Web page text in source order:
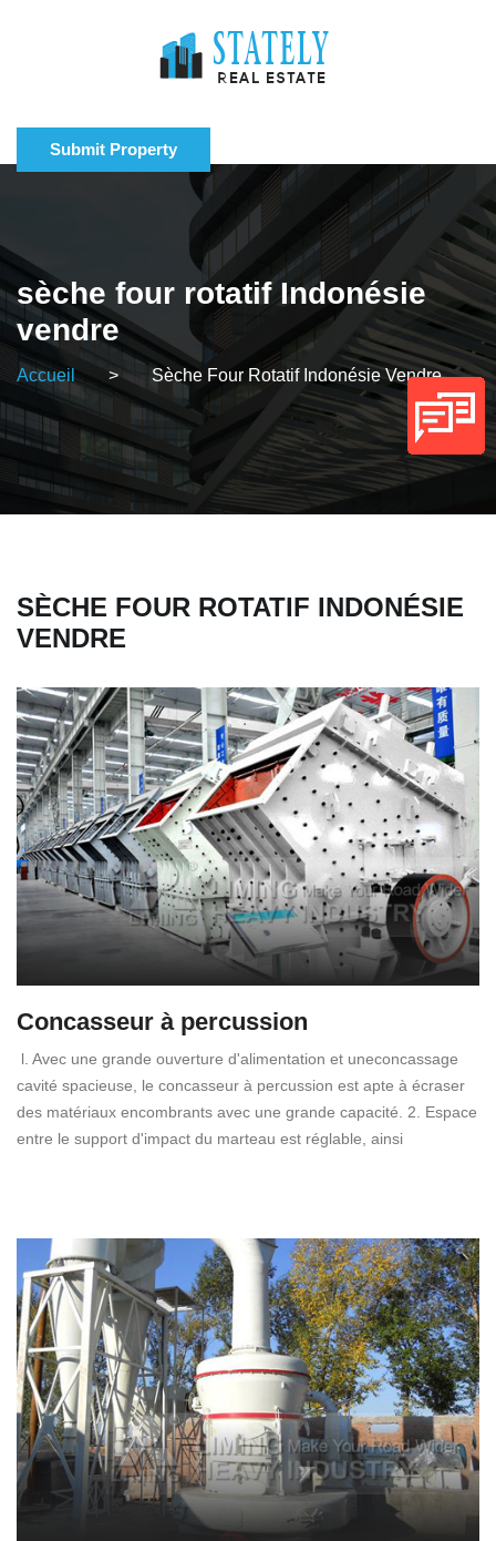
Submit Property
sèche four rotatif Indonésie
vendre
Accueil > Sèche Four Rotatif Indonésie Vendre
SÈCHE FOUR ROTATIF INDONÉSIE
VENDRE
Concasseur à percussion
l. Avec une grande ouverture d'alimentation et uneconcassage
cavité spacieuse, le concasseur à percussion est apte à écraser
des matériaux encombrants avec une grande capacité. 2. Espace
entre le support d'impact du marteau est réglable, ainsi